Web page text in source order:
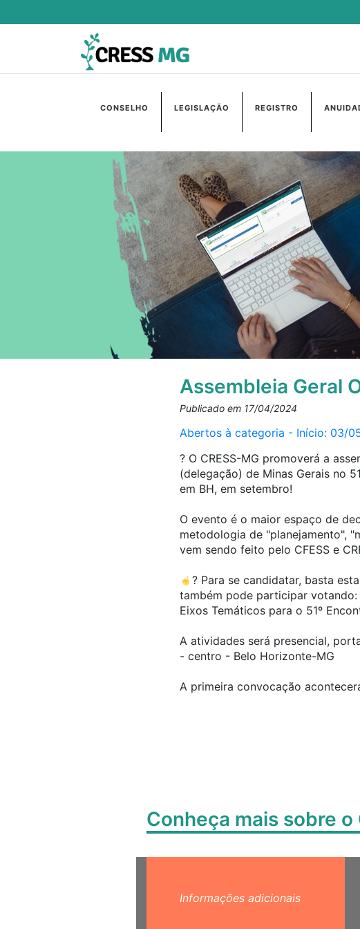
CONSELHO LEGISLAÇÃO REGISTRO
Assembleia Geral
Publicado em 17/04/2024
Abertos à categoria - Início: 03/
? O CRESS-MG promoverá a
(delegação) de Minas Gerais no
em BH, em setembro!
O evento é o maior espaço de
metodologia de "planejamento",
vem sendo feito pelo CFESS e
? Para se candidatar, basta
também pode participar
Eixos Temáticos para o 51º
A atividades será presencial,
- centro - Belo Horizonte-MG
A primeira convocação
Conheça mais sobre o
Informações adicionais